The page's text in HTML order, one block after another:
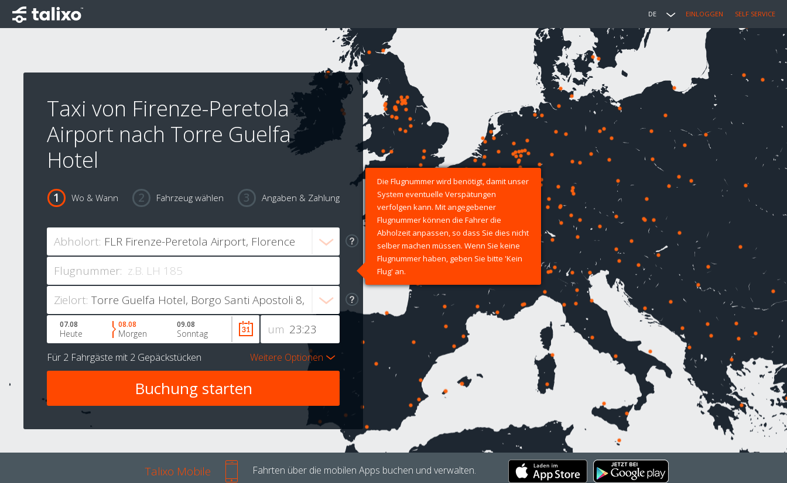
DE EINLOGGEN SELF SERVICE
Taxi von Firenze-Peretola
Airport nach Torre Guelfa
Hotel
Wo & Wann Fahrzeug wählen Angaben & Zahlung
Abholort:
Flugnummer:
Die Flugnummer wird benötigt, damit unser
System eventuelle Verspätungen
verfolgen kann. Mit angegebener
Flugnummer können die Fahrer die
Abholzeit anpassen, so dass Sie dies nicht
selber machen müssen. Wenn Sie keine
Flugnummer haben, geben Sie bitte 'Kein
Flug' an.
Zielort:
um
07.08
Heute
08.08
Morgen
09.08
Sonntag
Für 2 Fahrgäste mit 2 Gepäckstücken Weitere Optionen
Talixo Mobile Fahrten über die mobilen Apps buchen und verwalten.